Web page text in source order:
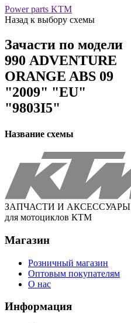
Power parts KTM
Назад к выбору схемы
Зачасти по модели
990 ADVENTURE
ORANGE ABS 09
"2009" "EU"
"9803I5"
Название схемы
ЗАПЧАСТИ И АКСЕССУАРЫ
для мотоциклов КТМ
Магазин
Розничный магазин
Оптовым покупателям
О нас
Информация